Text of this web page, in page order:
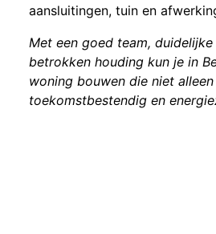
aansluitingen, tuin en
Met een goed team,
betrokken houding kun je in
woning bouwen die niet
toekomstbestendig en